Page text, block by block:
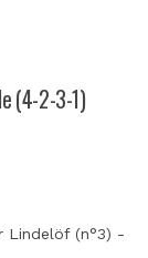
(4-2-3-1)
Lindelöf (n°3) -